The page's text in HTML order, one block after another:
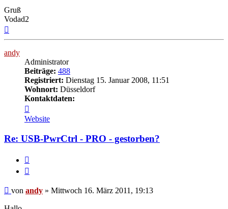
Gruß
Vodad2
andy
Administrator
Beiträge: 488
Registriert: Dienstag 15. Januar 2008, 11:51
Wohnort: Düsseldorf
Kontaktdaten:
von
andy
Website
Re: USB-PwrCtrl - PRO - gestorben?
Beitrag
von andy » Mittwoch 16. März 2011, 19:13